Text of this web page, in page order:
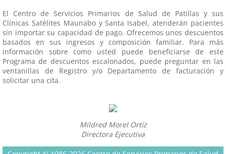
El Centro de Servicios Primarios de Salud de Patillas y sus
Clínicas Satélites Maunabo y Santa Isabel, atenderán pacientes
sin importar su capacidad de pago. Ofrecemos unos descuentos
basados en sus ingresos y composición familiar. Para más
información sobre como usted puede beneficiarse de este
Programa de descuentos escalonados, puede preguntar en las
ventanillas de Registro y/o Departamento de facturación y
solicitar una cita.
Mildred Morel Ortíz
Directora Ejecutiva